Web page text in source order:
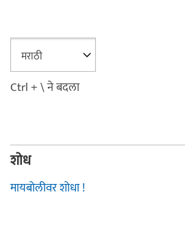
Ctrl + \ ने बदला
शोध
मायबोलीवर शोधा !